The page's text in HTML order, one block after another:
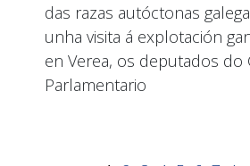
das razas autóctonas
unha visita á explotación
en Verea, os deputados do
Parlamentario